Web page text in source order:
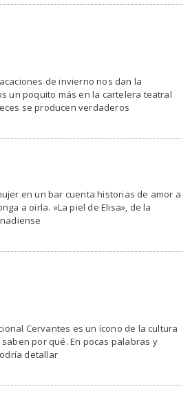
de invierno nos dan la
un poquito más en la cartelera teatral
se producen verdaderos
en un bar cuenta historias de amor a
a oirla. «La piel de Elisa», de la
Cervantes es un ícono de la cultura
por qué. En pocas palabras y
detallar